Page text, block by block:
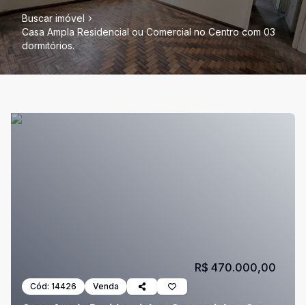
Buscar imóvel
Casa Ampla Residencial ou Comercial no Centro com 03
dormitórios.
Cód: 14426 Venda
R$ 470.000,00